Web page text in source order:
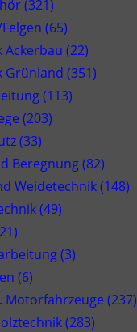
(321)
(65)
(22)
Grünland (351)
(113)
(203)
(33)
Beregnung (82)
Weidetechnik (148)
(49)
(3)
(6)
Motorfahrzeuge (237)
(283)